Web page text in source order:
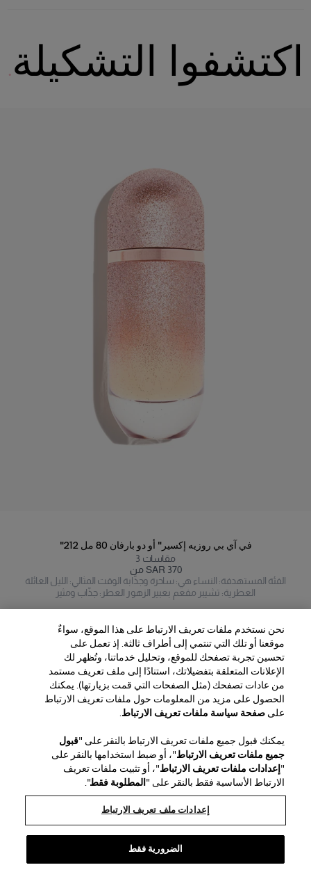
اكتشفوا التشكيلة
"212 في آي بي روزيه إكسير" أو دو بارفان 80 مل
3 مقاسات
من SAR 370
الفئة المستهدفة: النساء هي: ساحرة وجذّابة الوقت المثالي: الليل العائلة
العطرية: تشيبر مفعم بعبير الزهور العطر: جذّاب ومثير
المنطقة / اللغة
خدمة العملاء
العثور على متجر
اتصل بنا
الشحن والإرجاع للجمال
الشحن والإرجاع للأزياء
الأسئلة الشائعة
خدمة تغليف الهدايا
مركز التفضيلات
نبذة عن الدار
House of Herrera
الوظائف
(يفتح في نافذة جديدة)
chcarolinaherrera.com
(يفتح في نافذة جديدة)
الشؤون القانونية وملفات تعريف الارتباط
الشروط والأحكام
شروط وأحكام البيع الخاصة بالجمال
VTO Data Processing Notice
سياسة الخصوصية
سياسة ملفات تعريف الارتباط
نحن نستخدم ملفات تعريف الارتباط على هذا الموقع، سواءٌ
موقعنا أو تلك التي تنتمي إلى أطراف ثالثة. إذ تعمل على
تحسين تجربة تصفحك للموقع، وتحليل خدماتنا، وتُظهر لك
الإعلانات المتعلقة بتفضيلاتك، استنادًا إلى ملف تعريف مستمد
من عادات تصفحك (مثل الصفحات التي قمت بزيارتها). يمكنك
الحصول على مزيد من المعلومات حول ملفات تعريف الارتباط
علىصفحة سياسة ملفات تعريف الارتباط.
يمكنك قبول جميع ملفات تعريف الارتباط بالنقر على "قبول
جميع ملفات تعريف الارتباط"، أو ضبط استخدامها بالنقر على
" إعدادات ملفات تعريف الارتباط"، أو تثبيت ملفات تعريف
الارتباط الأساسية فقط بالنقر على " المطلوبة فقط".
إعدادات ملف تعريف الارتباط
الضرورية فقط